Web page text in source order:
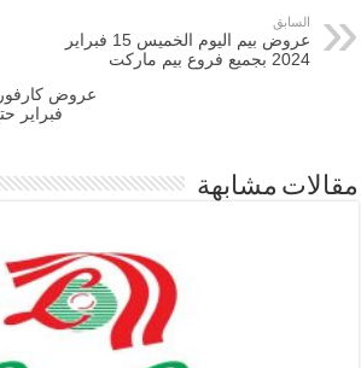
السابق
عروض بيم اليوم الخميس 15 فبراير
2024 بجميع فروع بيم ماركت
مقالات مشابهة